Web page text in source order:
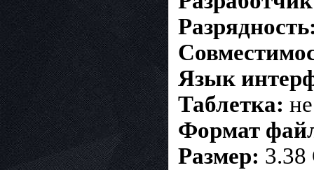
Язык
Таблетка:
Формат
Размер: 3.38